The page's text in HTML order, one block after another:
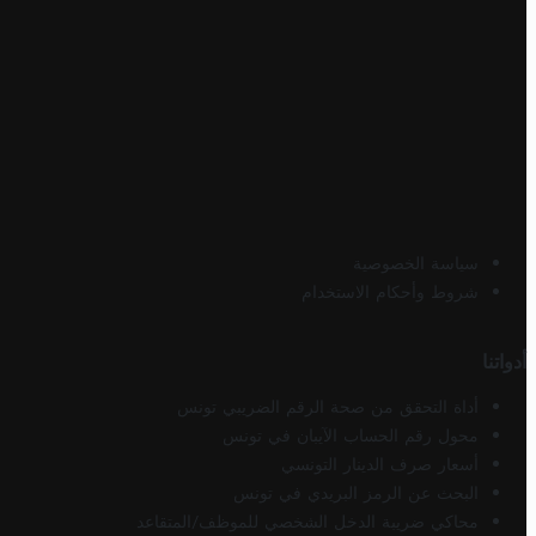
سياسة الخصوصية
شروط وأحكام الاستخدام
أدواتنا
أداة التحقق من صحة الرقم الضريبي تونس
محول رقم الحساب الآيبان في تونس
أسعار صرف الدينار التونسي
البحث عن الرمز البريدي في تونس
محاكي ضريبة الدخل الشخصي للموظف/المتقاعد